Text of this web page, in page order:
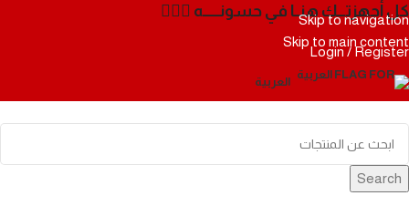
Skip to navigation
Skip to main content
كل أجهزتـــك هنــا في حسونــــــه ✌🏻✨
Login / Register
العربية
Search